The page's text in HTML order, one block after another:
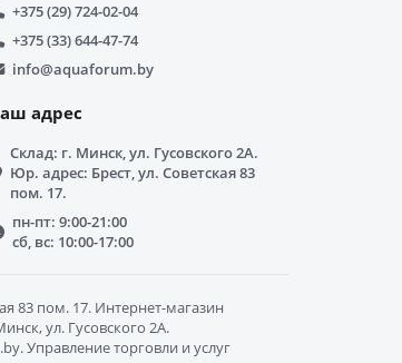
+375 (29) 724-02-04
+375 (33) 644-47-74
info@aquaforum.by
адрес
Склад: г. Минск, ул. Гусовского 2А.
Юр. адрес: Брест, ул. Советская 83
пом. 17.
пн-пт: 9:00-21:00
сб, вс: 10:00-17:00
83 пом. 17. Интернет-магазин
ул. Гусовского 2А.
Управление торговли и услуг